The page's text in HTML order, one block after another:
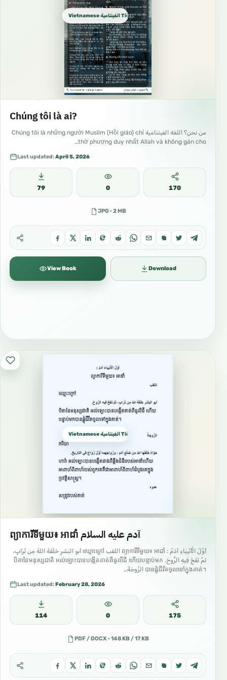
Vietnamese الفيتنامية Tiếng Việt
Chúng tôi là ai?
من نحن؟ اللغة الفيتنامية Chúng tôi là những người Muslim (Hồi giáo) chỉ
thờ phượng duy nhất Allah và không gán cho…
Last updated:April 5, 2026
79 0 170
JPG · 2 MB
View Book Download
Vietnamese الفيتنامية Tiếng Việt
ព្យាការីទីមួយ៖ អាដាំ آدم عليه السلام
أَوَّلُ الْأَنْبِيَاءِ آدَمُ : ព្យាការីទីមួយ៖ អាដាំ اللقب ឈ្មោះក្រៅ أبو البَشَرِ خَلَقَهُ اللهُ مِن تُرَابٍ،
ثمَّ نَفَخَ فِيهِ الرُّوحَ. បិតានៃមនុស្សជាតិ អល់ឡោះបានបង្កើតគាត់ពីធូលីដី ហើយបន្ទាប់មក
បានផ្លុំជីវិតចូលទៅក្នុងគាត់។ الزَّوجَةُ…
Last updated:February 28, 2026
114 0 175
PDF / DOCX · 148 KB / 17 KB